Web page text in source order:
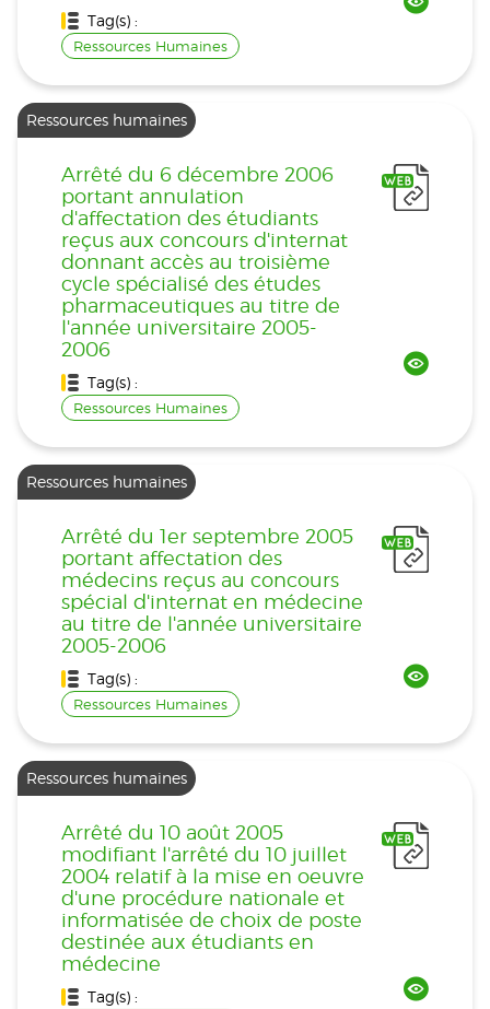
Tag(s) :
Ressources Humaines
Ressources humaines
Arrêté du 6 décembre 2006
portant annulation
d'affectation des étudiants
reçus aux concours d'internat
donnant accès au troisième
cycle spécialisé des études
pharmaceutiques au titre de
l'année universitaire 2005-
2006
Tag(s) :
Ressources Humaines
Ressources humaines
Arrêté du 1er septembre 2005
portant affectation des
médecins reçus au concours
spécial d'internat en médecine
au titre de l'année universitaire
2005-2006
Tag(s) :
Ressources Humaines
Ressources humaines
Arrêté du 10 août 2005
modifiant l'arrêté du 10 juillet
2004 relatif à la mise en oeuvre
d'une procédure nationale et
informatisée de choix de poste
destinée aux étudiants en
médecine
Tag(s) :